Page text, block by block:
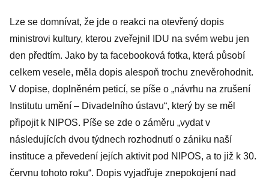
Lze se domnívat, že jde o reakci na otevřený dopis
ministrovi kultury, kterou zveřejnil IDU na svém webu jen
den předtím. Jako by ta facebooková fotka, která působí
celkem vesele, měla dopis alespoň trochu znevěrohodnit.
V dopise, doplněném peticí, se píše o „návrhu na zrušení
Institutu umění – Divadelního ústavu“, který by se měl
připojit k NIPOS. Píše se zde o záměru „vydat v
následujících dvou týdnech rozhodnutí o zániku naší
instituce a převedení jejích aktivit pod NIPOS, a to již k 30.
červnu tohoto roku“. Dopis vyjadřuje znepokojení nad